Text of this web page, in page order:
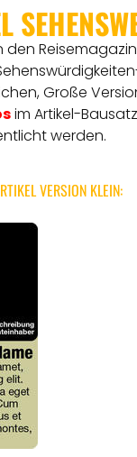
den
Große
im Artikel-
werden.
VERSION KLEIN: